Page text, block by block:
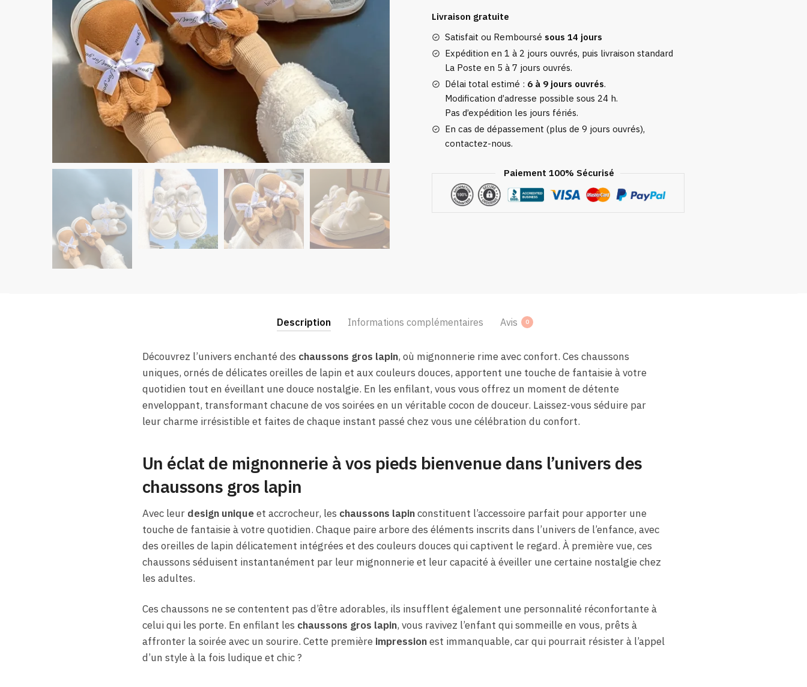
Lapin
Livraison gratuite
Satisfait ou Remboursé sous 14 jours
Expédition en 1 à 2 jours ouvrés, puis livraison standard
La Poste en 5 à 7 jours ouvrés.
Délai total estimé : 6 à 9 jours ouvrés.
Modification d’adresse possible sous 24 h.
Pas d’expédition les jours fériés.
En cas de dépassement (plus de 9 jours ouvrés),
contactez-nous.
Paiement 100% Sécurisé
Description Informations complémentaires Avis 0
Découvrez l’univers enchanté des chaussons gros lapin, où mignonnerie rime avec confort. Ces chaussons
uniques, ornés de délicates oreilles de lapin et aux couleurs douces, apportent une touche de fantaisie à votre
quotidien tout en éveillant une douce nostalgie. En les enfilant, vous vous offrez un moment de détente
enveloppant, transformant chacune de vos soirées en un véritable cocon de douceur. Laissez-vous séduire par
leur charme irrésistible et faites de chaque instant passé chez vous une célébration du confort.
Un éclat de mignonnerie à vos pieds bienvenue dans l’univers des
chaussons gros lapin
Avec leur design uniqueet accrocheur, les chaussons lapinconstituent l’accessoire parfait pour apporter une
touche de fantaisie à votre quotidien. Chaque paire arbore des éléments inscrits dans l’univers de l’enfance, avec
des oreilles de lapin délicatement intégrées et des couleurs douces qui captivent le regard. À première vue, ces
chaussons séduisent instantanément par leur mignonnerie et leur capacité à éveiller une certaine nostalgie chez
les adultes.
Ces chaussons ne se contentent pas d’être adorables, ils insufflent également une personnalité réconfortante à
celui qui les porte. En enfilant les chaussons gros lapin, vous ravivez l’enfant qui sommeille en vous, prêts à
affronter la soirée avec un sourire. Cette première impressionest immanquable, car qui pourrait résister à l’appel
d’un style à la fois ludique et chic ?